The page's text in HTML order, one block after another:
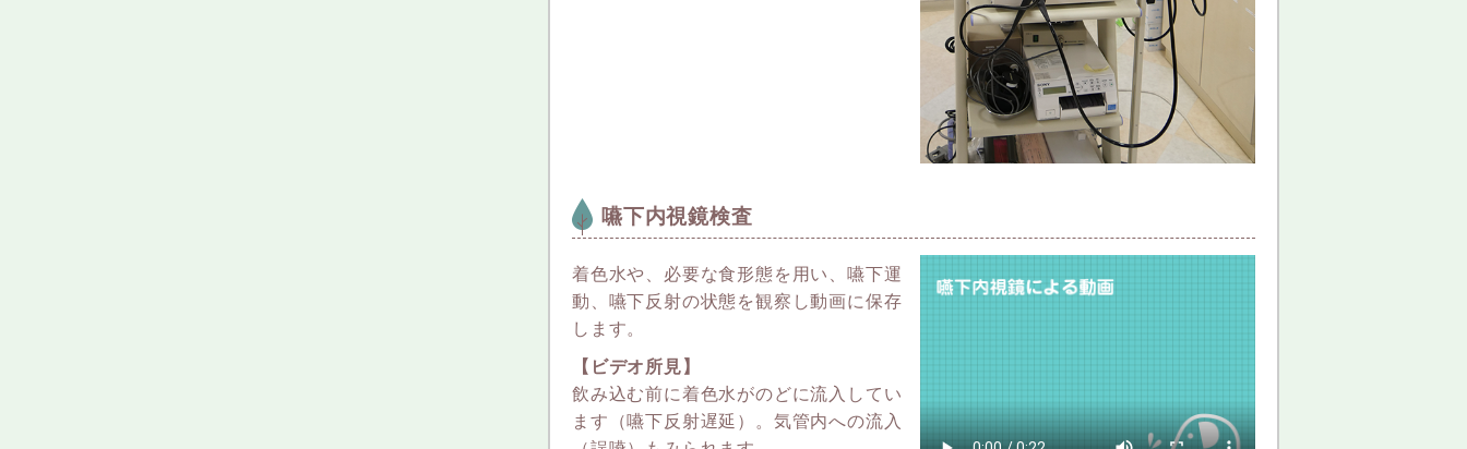
嚥下内視鏡検査
着色水や、必要な食形態を用い、嚥下運
動、嚥下反射の状態を観察し動画に保存
します。
【ビデオ所見】
飲み込む前に着色水がのどに流入してい
ます（嚥下反射遅延）。気管内への流入